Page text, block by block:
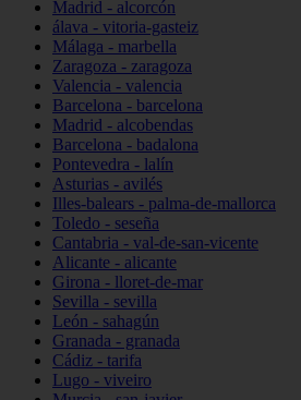
Madrid - alcorcón
álava - vitoria-gasteiz
Málaga - marbella
Zaragoza - zaragoza
Valencia - valencia
Barcelona - barcelona
Madrid - alcobendas
Barcelona - badalona
Pontevedra - lalín
Asturias - avilés
Illes-balears - palma-de-mallorca
Toledo - seseña
Cantabria - val-de-san-vicente
Alicante - alicante
Girona - lloret-de-mar
Sevilla - sevilla
León - sahagún
Granada - granada
Cádiz - tarifa
Lugo - viveiro